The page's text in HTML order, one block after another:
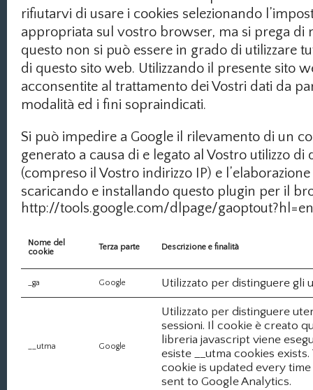
rifiutarvi di usare i cookies selezionando
appropriata sul vostro browser, ma si prega di
questo non si può essere in grado di utilizzare
di questo sito web. Utilizzando il presente sito
acconsentite al trattamento dei Vostri dati da
modalità ed i fini sopraindicati.
Si può impedire a Google il rilevamento di un
generato a causa di e legato al Vostro utilizzo di
(compreso il Vostro indirizzo IP) e
scaricando e installando questo plugin per il
http://tools.google.com/dlpage/gaoptout?hl=en
Nome del
cookie
Terza parte Descrizione e finalità
_ga Google Utilizzato per distinguere gli
__utma Google
Utilizzato per distinguere
sessioni. Il cookie è creato
libreria javascript viene
esiste __utma cookies exists.
cookie is updated every time
sent to Google Analytics.